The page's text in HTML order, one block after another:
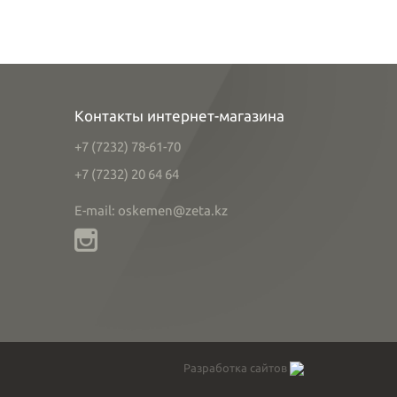
Контакты интернет-магазина
+7 (7232) 78-61-70
+7 (7232) 20 64 64
E-mail: oskemen@zeta.kz
Разработка сайтов